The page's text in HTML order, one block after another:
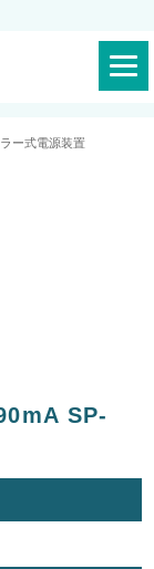
ー式電源装置
SP-